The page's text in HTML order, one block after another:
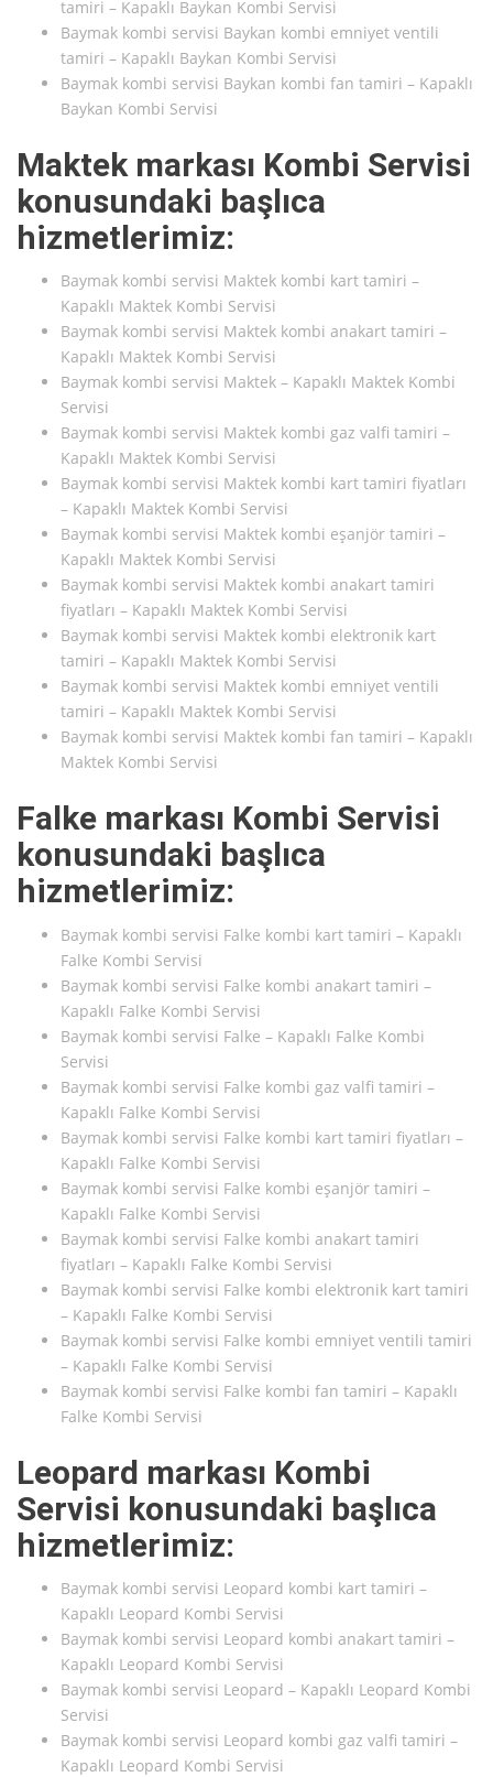
tamiri – Kapaklı Baykan Kombi Servisi
Baymak kombi servisi Baykan kombi emniyet ventili
tamiri – Kapaklı Baykan Kombi Servisi
Baymak kombi servisi Baykan kombi fan tamiri – Kapaklı
Baykan Kombi Servisi
Maktek markası Kombi Servisi
konusundaki başlıca
hizmetlerimiz:
Baymak kombi servisi Maktek kombi kart tamiri –
Kapaklı Maktek Kombi Servisi
Baymak kombi servisi Maktek kombi anakart tamiri –
Kapaklı Maktek Kombi Servisi
Baymak kombi servisi Maktek – Kapaklı Maktek Kombi
Servisi
Baymak kombi servisi Maktek kombi gaz valfi tamiri –
Kapaklı Maktek Kombi Servisi
Baymak kombi servisi Maktek kombi kart tamiri fiyatları
– Kapaklı Maktek Kombi Servisi
Baymak kombi servisi Maktek kombi eşanjör tamiri –
Kapaklı Maktek Kombi Servisi
Baymak kombi servisi Maktek kombi anakart tamiri
fiyatları – Kapaklı Maktek Kombi Servisi
Baymak kombi servisi Maktek kombi elektronik kart
tamiri – Kapaklı Maktek Kombi Servisi
Baymak kombi servisi Maktek kombi emniyet ventili
tamiri – Kapaklı Maktek Kombi Servisi
Baymak kombi servisi Maktek kombi fan tamiri – Kapaklı
Maktek Kombi Servisi
Falke markası Kombi Servisi
konusundaki başlıca
hizmetlerimiz:
Baymak kombi servisi Falke kombi kart tamiri – Kapaklı
Falke Kombi Servisi
Baymak kombi servisi Falke kombi anakart tamiri –
Kapaklı Falke Kombi Servisi
Baymak kombi servisi Falke – Kapaklı Falke Kombi
Servisi
Baymak kombi servisi Falke kombi gaz valfi tamiri –
Kapaklı Falke Kombi Servisi
Baymak kombi servisi Falke kombi kart tamiri fiyatları –
Kapaklı Falke Kombi Servisi
Baymak kombi servisi Falke kombi eşanjör tamiri –
Kapaklı Falke Kombi Servisi
Baymak kombi servisi Falke kombi anakart tamiri
fiyatları – Kapaklı Falke Kombi Servisi
Baymak kombi servisi Falke kombi elektronik kart tamiri
– Kapaklı Falke Kombi Servisi
Baymak kombi servisi Falke kombi emniyet ventili tamiri
– Kapaklı Falke Kombi Servisi
Baymak kombi servisi Falke kombi fan tamiri – Kapaklı
Falke Kombi Servisi
Leopard markası Kombi
Servisi konusundaki başlıca
hizmetlerimiz:
Baymak kombi servisi Leopard kombi kart tamiri –
Kapaklı Leopard Kombi Servisi
Baymak kombi servisi Leopard kombi anakart tamiri –
Kapaklı Leopard Kombi Servisi
Baymak kombi servisi Leopard – Kapaklı Leopard Kombi
Servisi
Baymak kombi servisi Leopard kombi gaz valfi tamiri –
Kapaklı Leopard Kombi Servisi